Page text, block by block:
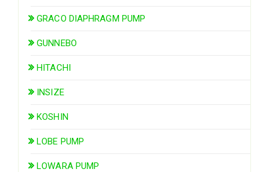
GRACO DIAPHRAGM PUMP
GUNNEBO
HITACHI
INSIZE
KOSHIN
LOBE PUMP
LOWARA PUMP